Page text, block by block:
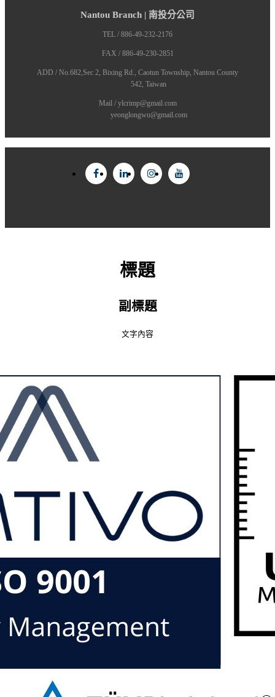
Nantou Branch | 南投分公司
TEL / 886-49-232-2176
FAX / 886-49-230-2851
ADD / No.682,Sec 2, Bixing Rd., Caotun Township, Nantou County
542, Taiwan
Mail / ylcrimp@gmail.com
yeonglongwu@gmail.com
標題
副標題
文字內容